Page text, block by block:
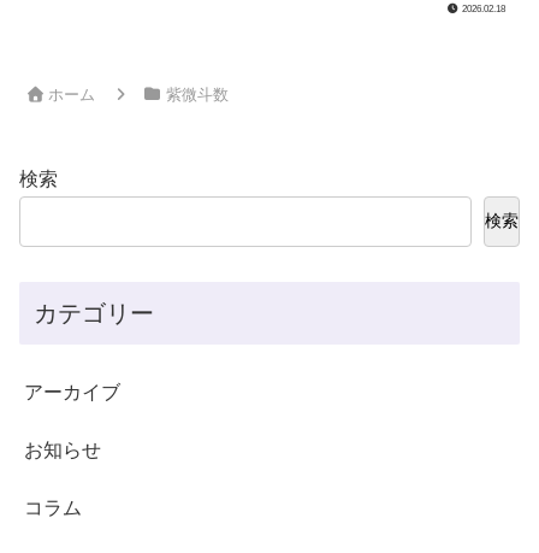
2026.02.18
ホーム 紫微斗数
検索
検索
カテゴリー
アーカイブ
お知らせ
コラム